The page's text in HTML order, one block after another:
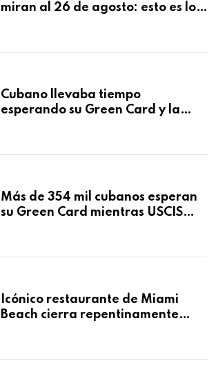
miran al 26 de agosto: esto es lo
Cubano llevaba tiempo
esperando su Green Card y la
Más de 354 mil cubanos esperan
su Green Card mientras USCIS
Icónico restaurante de Miami
Beach cierra repentinamente